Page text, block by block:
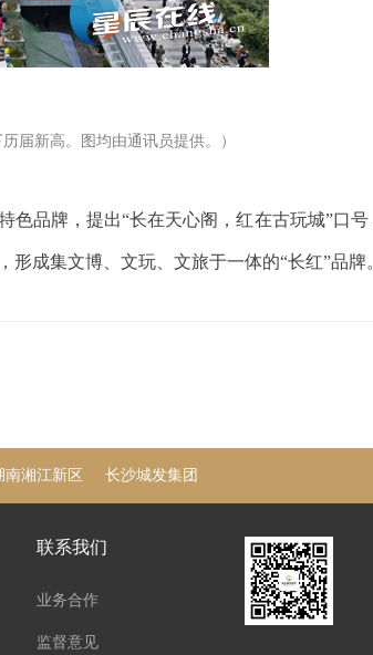
届新高。图均由通讯员提供。）
色品牌，提出“长在天心阁，红在古玩城”口
成集文博、文玩、文旅于一体的“长红”品牌
南湘江新区 长沙城发集团
联系我们
业务合作
监督意见